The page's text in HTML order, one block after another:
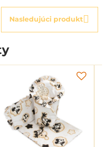
Nasledujúci produkt